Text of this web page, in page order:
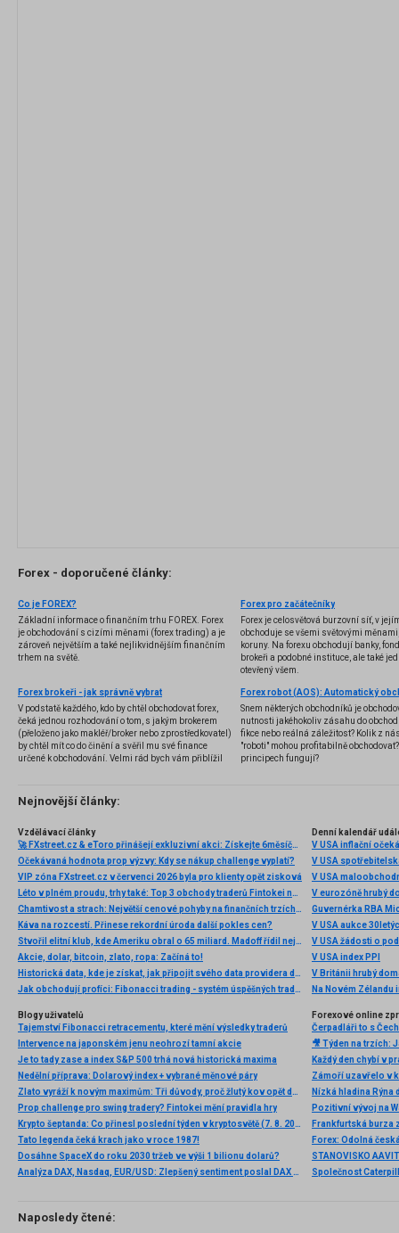
Forex - doporučené články:
Co je FOREX?
Základní informace o finančním trhu FOREX. Forex
je obchodování s cizími měnami (forex trading) a je
zároveň největším a také nejlikvidnějším finančním
trhem na světě.
Forex pro začátečníky
Forex je celosvětová burzovní síť, v
obchoduje se všemi světovými
koruny. Na forexu obchodují banky,
brokeři a podobné instituce, ale také
otevřený všem.
Forex brokeři - jak správně vybrat
V podstatě každého, kdo by chtěl obchodovat forex,
čeká jednou rozhodování o tom, s jakým brokerem
(přeloženo jako makléř/broker nebo zprostředkovatel)
by chtěl mít co do činění a svěřil mu své finance
určené k obchodování. Velmi rád bych vám přiblížil
několik příkladů nejznámějších z nich.
Snem některých obchodníků je
nutnosti jakéhokoliv zásahu do
fikce nebo reálná záležitost? Kolik z
"roboti" mohou profitabilně
principech fungují?
Nejnovější články:
Vzdělávací články
🚀 FXstreet.cz & eToro přinášejí exkluzivní akci: Získejte 6měsíční členství ve VIP zóně ZDARMA
Očekávaná hodnota prop výzvy: Kdy se nákup challenge vyplatí?
VIP zóna FXstreet.cz v červenci 2026 byla pro klienty opět zisková
Léto v plném proudu, trhy také: Top 3 obchody traderů Fintokei na indexech a zlatě
Chamtivost a strach: Největší cenové pohyby na finančních trzích (červenec 2026)
Káva na rozcestí. Přinese rekordní úroda další pokles cen?
Stvořil elitní klub, kde Ameriku obral o 65 miliard. Madoff řídil největší Ponzi dějin
Akcie, dolar, bitcoin, zlato, ropa: Začíná to!
Historická data, kde je získat, jak připojit svého data providera do MultiCharts a proč je budeme potřebovat? (4. díl)
Jak obchodují profíci: Fibonacci trading - systém úspěšných traderů
Denní kalendář
V USA inflační
V USA
V USA
V eurozóně hrubý
Guvernérka RBA
V USA aukce
V USA žádosti o
V USA index PPI
V Británii hrubý
Na Novém Zélandu
Blogy uživatelů
Tajemství Fibonacci retracementu, které mění výsledky traderů
Intervence na japonském jenu neohrozí tamní akcie
Je to tady zase a index S&P 500 trhá nová historická maxima
Nedělní příprava: Dolarový index + vybrané měnové páry
Zlato vyráží k novým maximům: Tři důvody, proč žlutý kov opět dominuje
Prop challenge pro swing tradery? Fintokei mění pravidla hry
Krypto šeptanda: Co přinesl poslední týden v kryptosvětě (7. 8. 2026)
Tato legenda čeká krach jako v roce 1987!
Dosáhne SpaceX do roku 2030 tržeb ve výši 1 bilionu dolarů?
Analýza DAX, Nasdaq, EUR/USD: Zlepšený sentiment poslal DAX na nová maxima
Forexové online
Nízká hladina
Pozitivní vývoj na
Frankfurtská burza
Naposledy čtené: